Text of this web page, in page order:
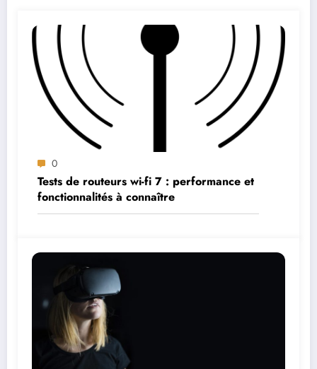
0
Tests de routeurs wi-fi 7 : performance et
fonctionnalités à connaître